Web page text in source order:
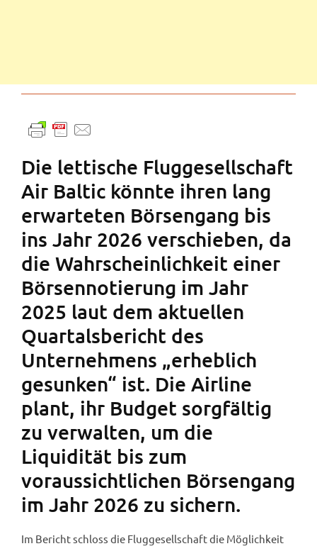
Die lettische Fluggesellschaft
Air Baltic könnte ihren lang
erwarteten Börsengang bis
ins Jahr 2026 verschieben, da
die Wahrscheinlichkeit einer
Börsennotierung im Jahr
2025 laut dem aktuellen
Quartalsbericht des
Unternehmens „erheblich
gesunken“ ist. Die Airline
plant, ihr Budget sorgfältig
zu verwalten, um die
Liquidität bis zum
voraussichtlichen Börsengang
im Jahr 2026 zu sichern.
Im Bericht schloss die Fluggesellschaft die Möglichkeit